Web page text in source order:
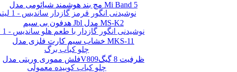
نوشیدنی انگور قرمز گازدار ساندیس - 1 لیتر
نوشیدنی انگور گازدار با طعم هلو ساندیس - 1 لیتر
چلو کباب برگ
چلو کباب کوبیده معمولی
مچ بند هوشمند شیائومی مدل Mi Band 5
هدفون بی سیم Jbl مدل MS-K2
خشاب سیم کارت فلزی مدل MKS-11
فلش مموری وریتی مدلV809ظرفیت 8 گیگ